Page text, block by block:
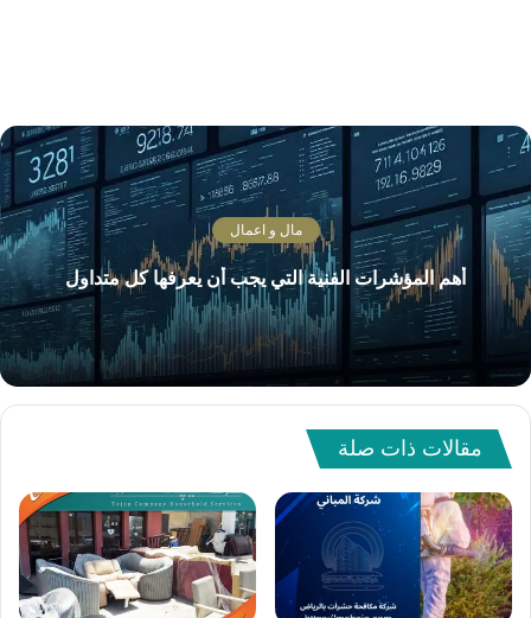
مال و اعمال
أهم المؤشرات الفنية التي يجب أن يعرفها كل متداول
مقالات ذات صلة